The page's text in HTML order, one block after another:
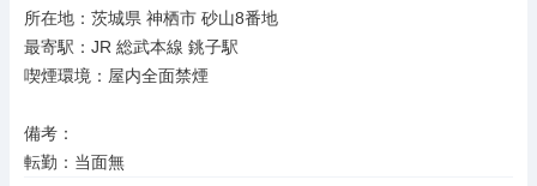
所在地：茨城県 神栖市 砂山8番地
最寄駅：JR 総武本線 銚子駅
喫煙環境：屋内全面禁煙
備考：
転勤：当面無